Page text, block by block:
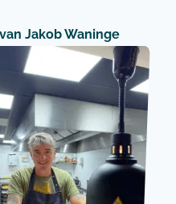
Jakob Waninge